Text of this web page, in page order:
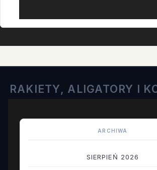
RAKIETY, ALIGATORY I
ARCHIWA
SIERPIEŃ 2026